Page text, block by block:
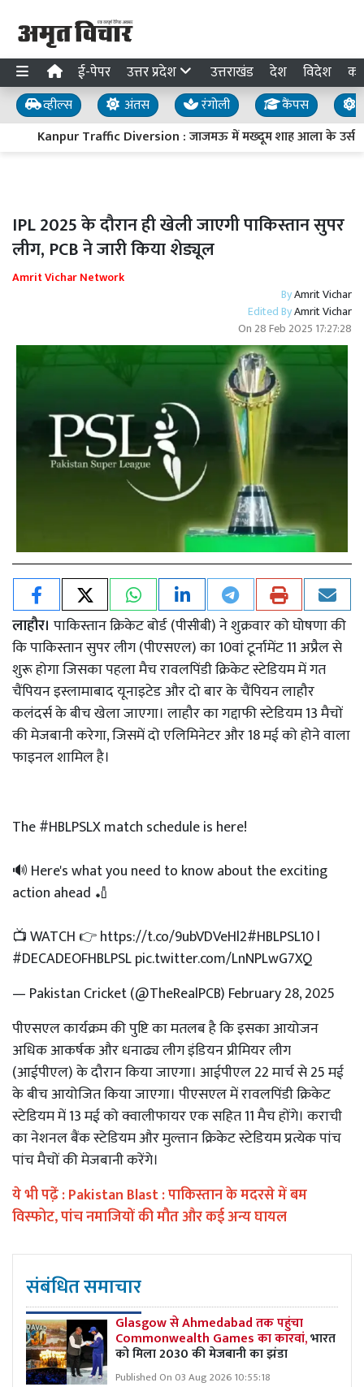
ई-पेपर उत्तर प्रदेश उत्तराखंड देश विदेश
व्हील्स अंतस रंगोली कैंपस
Kanpur Traffic Diversion : जाजमऊ में मख्दूम शाह आला के उर्स
IPL 2025 के दौरान ही खेली जाएगी पाकिस्तान सुपर
लीग, PCB ने जारी किया शेड्यूल
Amrit Vichar Network
ByAmrit Vichar
Edited ByAmrit Vichar
On 28 Feb 2025 17:27:28
लाहौर। पाकिस्तान क्रिकेट बोर्ड (पीसीबी) ने शुक्रवार को घोषणा की
कि पाकिस्तान सुपर लीग (पीएसएल) का 10वां टूर्नामेंट 11 अप्रैल से
शुरू होगा जिसका पहला मैच रावलपिंडी क्रिकेट स्टेडियम में गत
चैंपियन इस्लामाबाद यूनाइटेड और दो बार के चैंपियन लाहौर
कलंदर्स के बीच खेला जाएगा। लाहौर का गद्दाफी स्टेडियम 13 मैचों
की मेजबानी करेगा, जिसमें दो एलिमिनेटर और 18 मई को होने वाला
फाइनल शामिल है।
The#HBLPSLXmatch schedule is here!
🔊 Here's what you need to know about the exciting
action ahead 🏏
📺 WATCH 👉https://t.co/9ubVDVeHl2#HBLPSL10l
#DECADEOFHBLPSLpic.twitter.com/LnNPLwG7XQ
— Pakistan Cricket (@TheRealPCB) February 28, 2025
पीएसएल कार्यक्रम की पुष्टि का मतलब है कि इसका आयोजन
अधिक आकर्षक और धनाढ्य लीग इंडियन प्रीमियर लीग
(आईपीएल) के दौरान किया जाएगा। आईपीएल 22 मार्च से 25 मई
के बीच आयोजित किया जाएगा। पीएसएल में रावलपिंडी क्रिकेट
स्टेडियम में 13 मई को क्वालीफायर एक सहित 11 मैच होंगे। कराची
का नेशनल बैंक स्टेडियम और मुल्तान क्रिकेट स्टेडियम प्रत्येक पांच
पांच मैचों की मेजबानी करेंगे।
ये भी पढे़ं :Pakistan Blast : पाकिस्तान के मदरसे में बम
विस्फोट, पांच नमाजियों की मौत और कई अन्य घायल
संबंधित समाचार
Glasgow से Ahmedabad तक पहुंचा
Commonwealth Games का कारवां,भारत
को मिला 2030 की मेजबानी का झंडा
Published On 03 Aug 2026 10:55:18